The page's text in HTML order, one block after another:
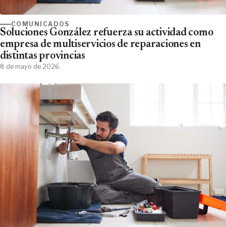
COMUNICADOS
Soluciones González refuerza su actividad como
empresa de multiservicios de reparaciones en
distintas provincias
8 de mayo de 2026